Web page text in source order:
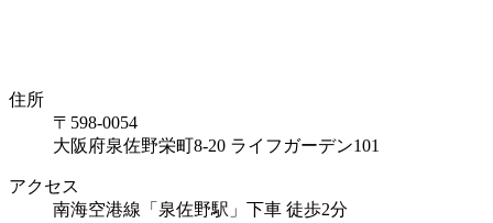
住所
〒598-0054
大阪府泉佐野栄町8-20 ライフガーデン101
アクセス
南海空港線「泉佐野駅」下車 徒歩2分